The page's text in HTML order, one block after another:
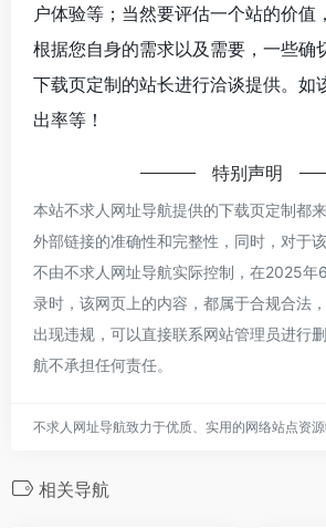
户体验等；当然要评估一个站的价值
根据您自身的需求以及需要，一些确
下载页定制的站长进行洽谈提供。如
出率等！
特别声明
本站不求人网址导航提供的下载页定制都
外部链接的准确性和完整性，同时，对于
不由不求人网址导航实际控制，在2025年
录时，该网页上的内容，都属于合规合法
出现违规，可以直接联系网站管理员进行
航不承担任何责任。
不求人网址导航致力于优质、实用的网络站点资源
相关导航